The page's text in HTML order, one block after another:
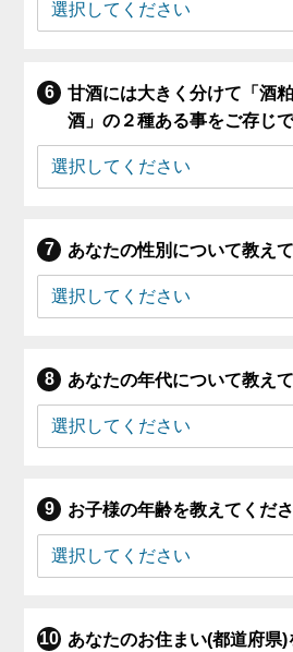
甘酒には大きく分けて「酒
酒」の２種ある事をご存じ
あなたの性別について教え
あなたの年代について教え
お子様の年齢を教えてくだ
あなたのお住まい(都道府県